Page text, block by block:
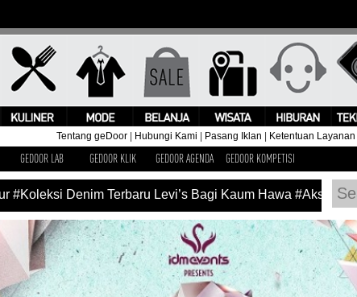
Tentang geDoor Hubungi Kami Pasang Iklan Ketentuan Layanan
GEDOOR LAB GEDOOR KLIK GEDOOR AGENDA GEDOOR KOMPETISI
#Koleksi Denim Terbaru Levi’s Bagi Kaum Hawa #Aksi